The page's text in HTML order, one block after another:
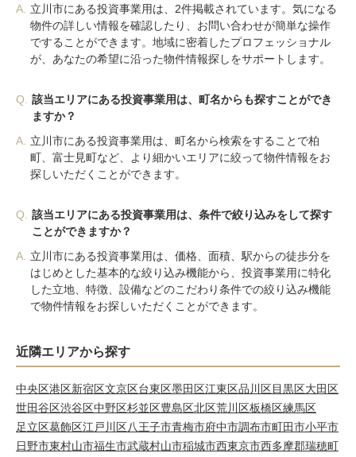
A.
立川市にある投資事業用は、2件掲載されています。気になる
物件の詳しい情報を確認したり、お問い合わせが簡単な操作
ですることができます。地域に密着したプロフェッショナル
が、あなたの希望に沿った物件情報探しをサポートします。
Q.
該当エリアにある投資事業用は、町名からも探すことができ
ますか？
A.
立川市にある投資事業用は、町名から検索をすることで柏
町、富士見町など、より細かいエリアに絞って物件情報をお
探しいただくことができます。
Q.
該当エリアにある投資事業用は、条件で絞り込みをして探す
ことができますか？
A.
立川市にある投資事業用は、価格、面積、駅からの徒歩分を
はじめとした基本的な絞り込み機能から、投資事業用に特化
した立地、特徴、設備などのこだわり条件での絞り込み機能
で物件情報をお探しいただくことができます。
近隣エリアから探す
中央区港区新宿区文京区台東区墨田区江東区品川区目黒区大田区
世田谷区渋谷区中野区杉並区豊島区北区荒川区板橋区練馬区
足立区葛飾区江戸川区八王子市青梅市府中市調布市町田市小平市
日野市東村山市福生市武蔵村山市稲城市西東京市西多摩郡瑞穂町